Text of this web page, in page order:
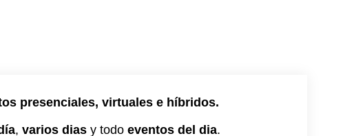
presenciales, virtuales e híbridos.
, varios dias y todo eventos del dia.